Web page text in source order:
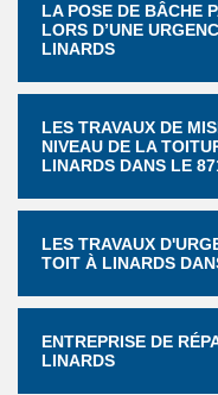
LA POSE DE BÂCHE
LORS D’UNE
LINARDS
LES TRAVAUX DE
NIVEAU DE LA
LINARDS DANS LE
LES TRAVAUX
TOIT À LINARDS
ENTREPRISE DE
LINARDS